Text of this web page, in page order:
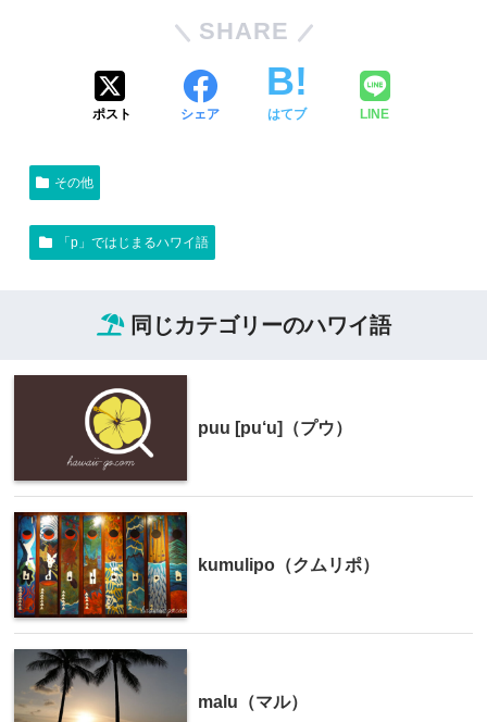
SHARE
ポスト シェア はてブ LINE
その他
「p」ではじまるハワイ語
同じカテゴリーのハワイ語
puu [pu‘u]（プウ）
kumulipo（クムリポ）
malu（マル）